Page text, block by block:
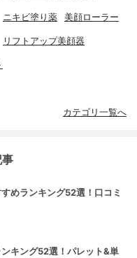
ニキビ塗り薬 美顔ローラー
リフトアップ美顔器
カテゴリ一覧へ
めランキング52選！口コミ
キング52選！パレット&単